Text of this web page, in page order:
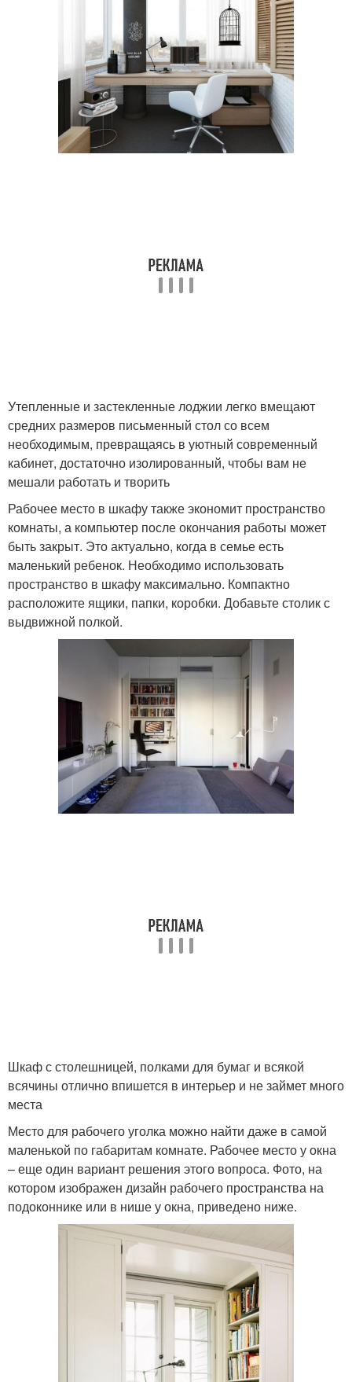
Утепленные и застекленные лоджии легко вмещают
средних размеров письменный стол со всем
необходимым, превращаясь в уютный современный
кабинет, достаточно изолированный, чтобы вам не
мешали работать и творить
Рабочее место в шкафу также экономит пространство
комнаты, а компьютер после окончания работы может
быть закрыт. Это актуально, когда в семье есть
маленький ребенок. Необходимо использовать
пространство в шкафу максимально. Компактно
расположите ящики, папки, коробки. Добавьте столик с
выдвижной полкой.
Шкаф с столешницей, полками для бумаг и всякой
всячины отлично впишется в интерьер и не займет много
места
Место для рабочего уголка можно найти даже в самой
маленькой по габаритам комнате. Рабочее место у окна
– еще один вариант решения этого вопроса. Фото, на
котором изображен дизайн рабочего пространства на
подоконнике или в нише у окна, приведено ниже.